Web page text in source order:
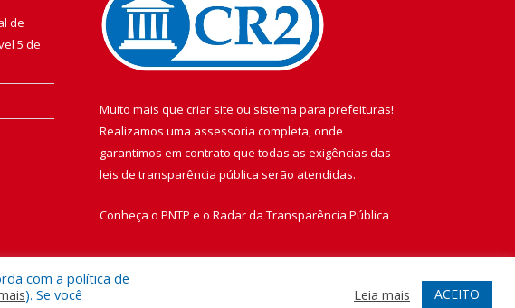
de
5 de
Muito mais que criar site ou sistema para prefeituras!
Realizamos uma assessoria completa, onde
garantimos em contrato que todas as exigências das
leis de transparência pública serão atendidas.
Conheça o PNTP e o Radar da Transparência Pública
com a política de
). Se você
Leia mais ACEITO